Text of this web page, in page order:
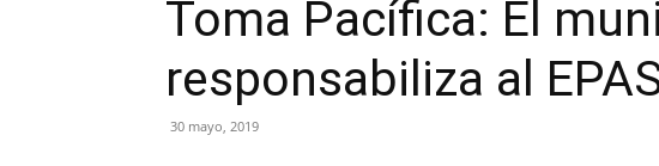
Toma Pacífica: El
responsabiliza al
30 mayo, 2019